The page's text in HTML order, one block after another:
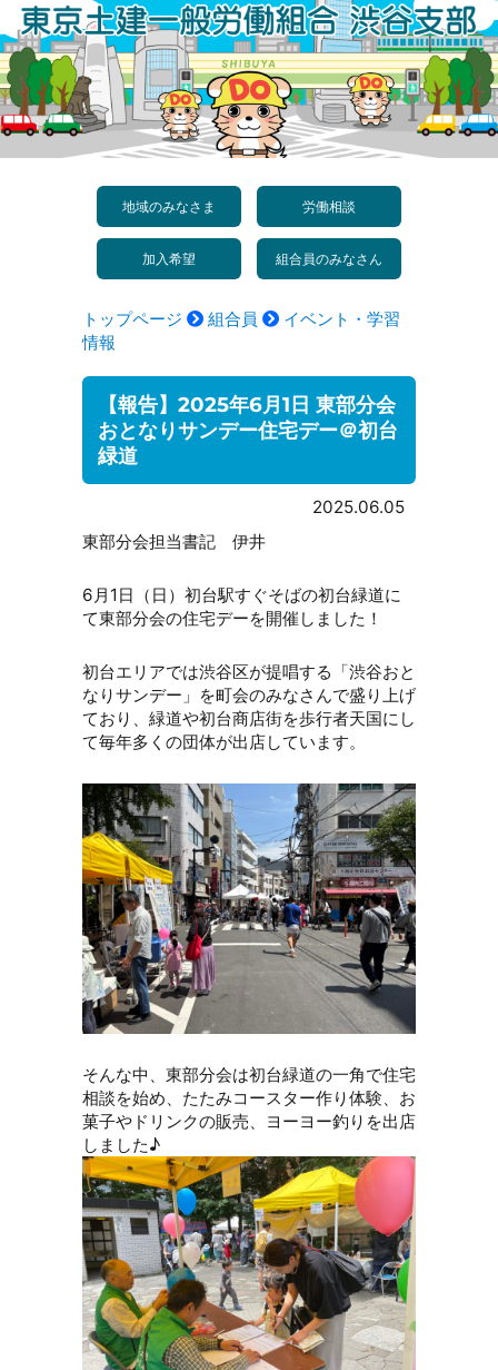
ン
テ
ン
ツ
地域のみなさま 労働相談
加入希望 組合員のみなさん
トップページ 組合員
イベント・学習
情報
【報告】2025年6月1日 東部分会
おとなりサンデー住宅デー＠初台
緑道
2025.06.05
東部分会担当書記 伊井
6月1日（日）初台駅すぐそばの初台緑道に
て東部分会の住宅デーを開催しました！
初台エリアでは渋谷区が提唱する「渋谷おと
なりサンデー」を町会のみなさんで盛り上げ
ており、緑道や初台商店街を歩行者天国にし
て毎年多くの団体が出店しています。
そんな中、東部分会は初台緑道の一角で住宅
相談を始め、たたみコースター作り体験、お
菓子やドリンクの販売、ヨーヨー釣りを出店
しました♪